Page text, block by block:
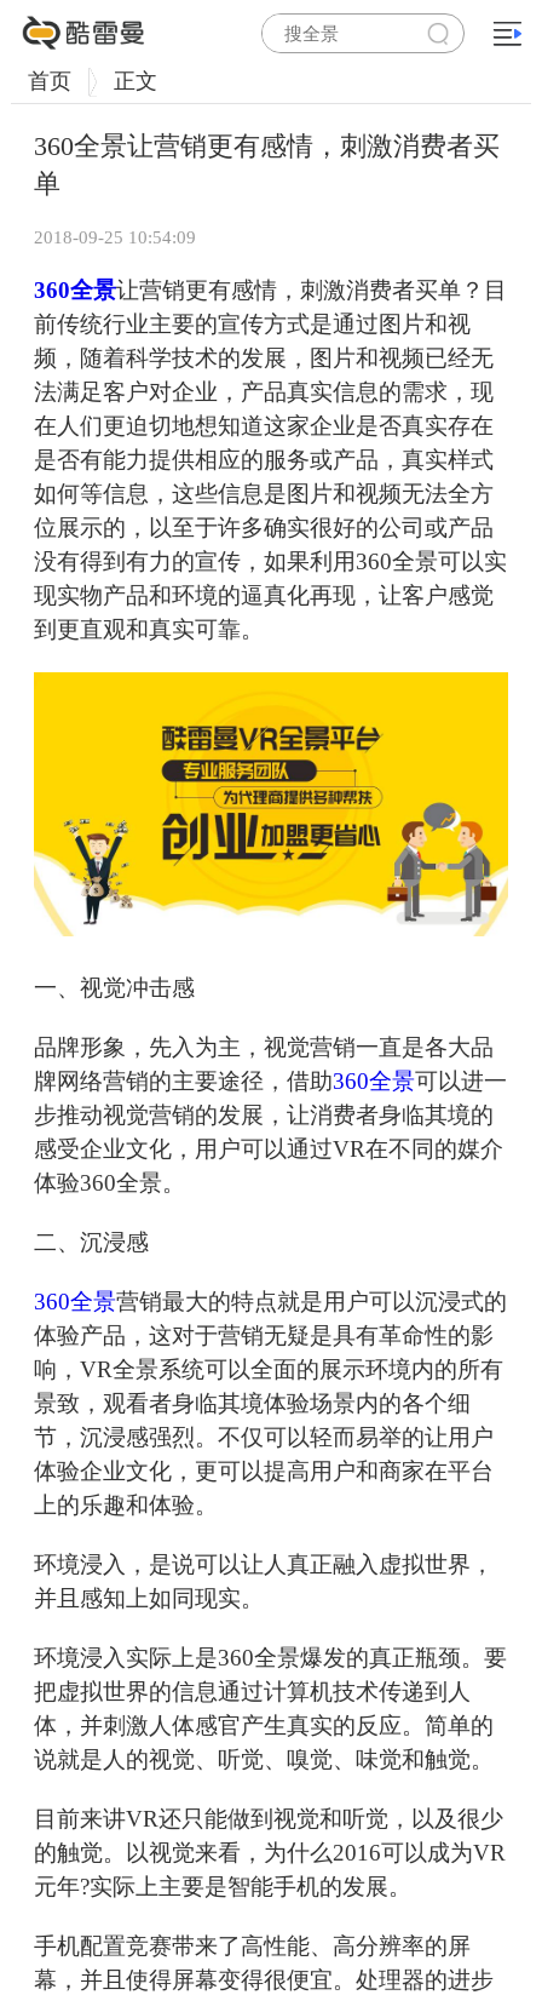
首页 正文
360全景让营销更有感情，刺激消费者买
单
2018-09-25 10:54:09
360全景让营销更有感情，刺激消费者买单？目
前传统行业主要的宣传方式是通过图片和视
频，随着科学技术的发展，图片和视频已经无
法满足客户对企业，产品真实信息的需求，现
在人们更迫切地想知道这家企业是否真实存在
是否有能力提供相应的服务或产品，真实样式
如何等信息，这些信息是图片和视频无法全方
位展示的，以至于许多确实很好的公司或产品
没有得到有力的宣传，如果利用360全景可以实
现实物产品和环境的逼真化再现，让客户感觉
到更直观和真实可靠。
一、视觉冲击感
品牌形象，先入为主，视觉营销一直是各大品
牌网络营销的主要途径，借助360全景可以进一
步推动视觉营销的发展，让消费者身临其境的
感受企业文化，用户可以通过VR在不同的媒介
体验360全景。
二、沉浸感
360全景营销最大的特点就是用户可以沉浸式的
体验产品，这对于营销无疑是具有革命性的影
响，VR全景系统可以全面的展示环境内的所有
景致，观看者身临其境体验场景内的各个细
节，沉浸感强烈。不仅可以轻而易举的让用户
体验企业文化，更可以提高用户和商家在平台
上的乐趣和体验。
环境浸入，是说可以让人真正融入虚拟世界，
并且感知上如同现实。
环境浸入实际上是360全景爆发的真正瓶颈。要
把虚拟世界的信息通过计算机技术传递到人
体，并刺激人体感官产生真实的反应。简单的
说就是人的视觉、听觉、嗅觉、味觉和触觉。
目前来讲VR还只能做到视觉和听觉，以及很少
的触觉。以视觉来看，为什么2016可以成为VR
元年?实际上主要是智能手机的发展。
手机配置竞赛带来了高性能、高分辨率的屏
幕，并且使得屏幕变得很便宜。处理器的进步